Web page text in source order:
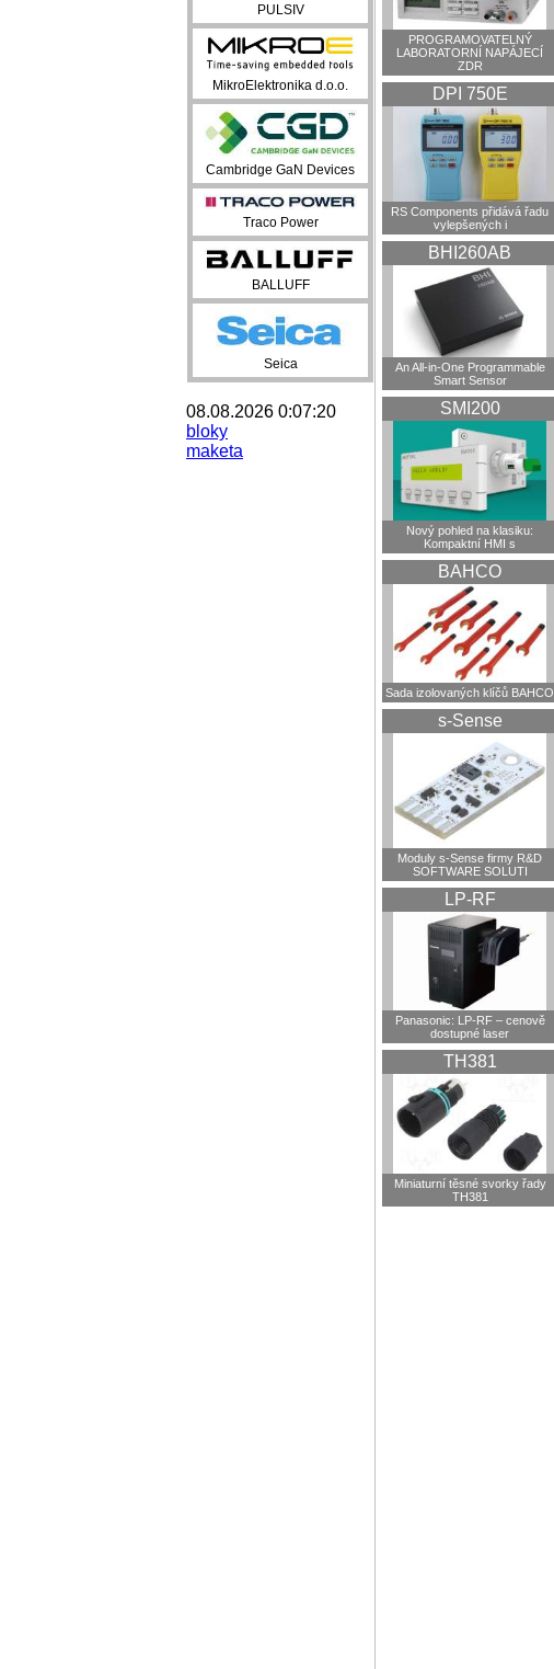
PULSIV
MikroElektronika d.o.o.
Cambridge GaN Devices
Traco Power
BALLUFF
Seica
08.08.2026 0:07:20
bloky
maketa
PROGRAMOVATELNÝ
LABORATORNÍ NAPÁJECÍ
ZDR
DPI 750E
RS Components přidává řadu
vylepšených i
BHI260AB
An All-in-One Programmable
Smart Sensor
SMI200
Nový pohled na klasiku:
Kompaktní HMI s
BAHCO
Sada izolovaných klíčů BAHCO
s-Sense
Moduly s-Sense firmy R&D
SOFTWARE SOLUTI
LP-RF
Panasonic: LP-RF – cenově
dostupné laser
TH381
Miniaturní těsné svorky řady
TH381